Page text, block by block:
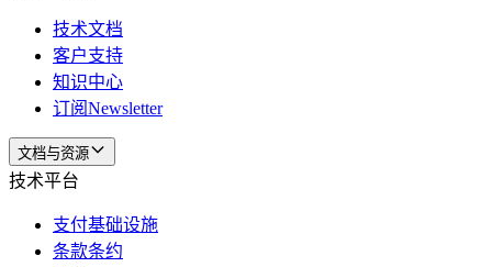
技术文档
客户支持
知识中心
订阅Newsletter
文档与资源
技术平台
支付基础设施
条款条约